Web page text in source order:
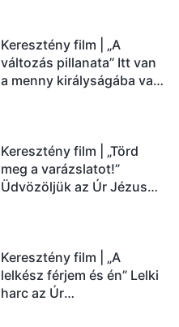
Keresztény film | „A
változás pillanata” Itt van
a menny királyságába való
Keresztény film | „Törd
meg a varázslatot!”
Üdvözöljük az Úr Jézus
Keresztény film | „A
lelkész férjem és én” Lelki
harc az Úr